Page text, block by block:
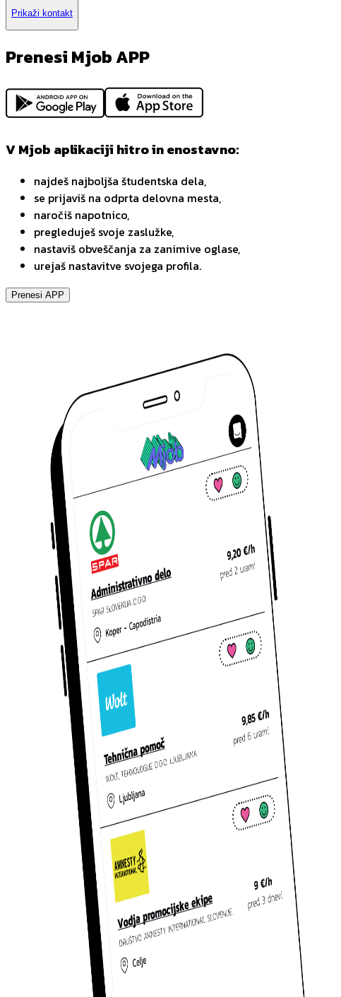
Prikaži kontakt
Prenesi Mjob APP
V Mjob aplikaciji hitro in enostavno:
najdeš najboljša študentska dela,
se prijaviš na odprta delovna mesta,
naročiš napotnico,
pregleduješ svoje zaslužke,
nastaviš obveščanja za zanimive oglase,
urejaš nastavitve svojega profila.
Prenesi APP